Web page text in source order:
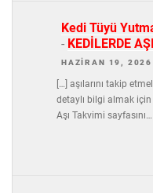
Kedi Tüyü
- KEDİLERDE
HAZIRAN 19, 2026
[…] aşılarını takip
detaylı bilgi almak
Aşı Takvimi sayfasını…